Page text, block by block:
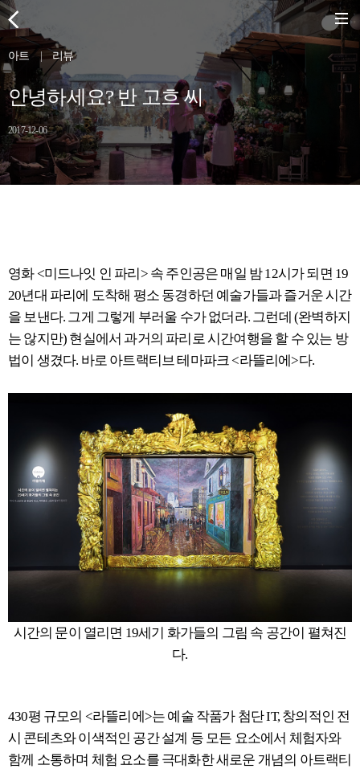
아트 | 리뷰
안녕하세요? 반 고흐 씨
2017-12-06
영화 <미드나잇 인 파리> 속 주인공은 매일 밤 12시가 되면 19
20년대 파리에 도착해 평소 동경하던 예술가들과 즐거운 시간
을 보낸다. 그게 그렇게 부러울 수가 없더라. 그런데 (완벽하지
는 않지만) 현실에서 과거의 파리로 시간여행을 할 수 있는 방
법이 생겼다. 바로 아트랙티브 테마파크 <라뜰리에>다.
시간의 문이 열리면 19세기 화가들의 그림 속 공간이 펼쳐진
다.
430평 규모의 <라뜰리에>는 예술 작품가 첨단 IT, 창의적인 전
시 콘테츠와 이색적인 공간 설계 등 모든 요소에서 체험자와
함께 소통하며 체험 요소를 극대화한 새로운 개념의 아트랙티